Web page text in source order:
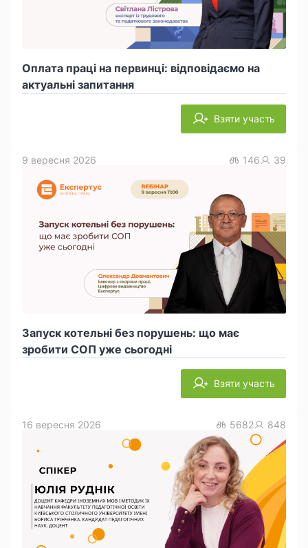
Оплата праці на первинці: відповідаємо на
актуальні запитання
Взяти участь
Запуск котельні без порушень: що має
зробити СОП уже сьогодні
9 вересня 2026 146 39
Взяти участь
16 вересня 2026 5682 848